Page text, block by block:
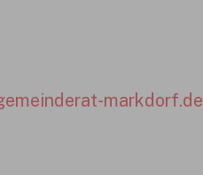
markdorf.de